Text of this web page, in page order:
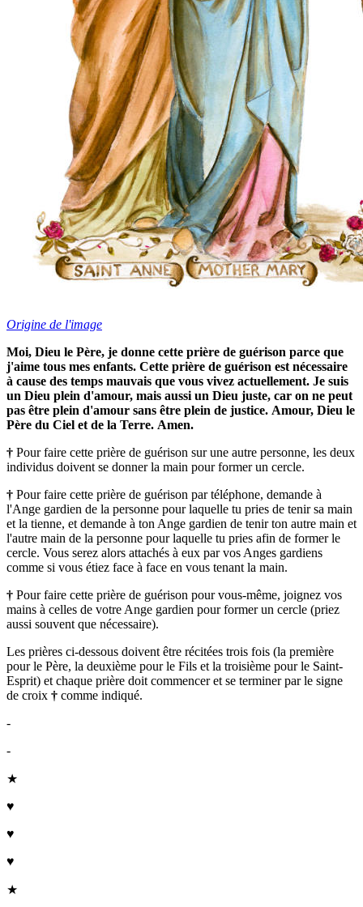
Origine de l'image
Moi, Dieu le Père, je donne cette prière de guérison parce que
j'aime tous mes enfants. Cette prière de guérison est nécessaire
à cause des temps mauvais que vous vivez actuellement. Je suis
un Dieu plein d'amour, mais aussi un Dieu juste, car on ne peut
pas être plein d'amour sans être plein de justice. Amour, Dieu le
Père du Ciel et de la Terre. Amen.
† Pour faire cette prière de guérison sur une autre personne, les deux
individus doivent se donner la main pour former un cercle.
† Pour faire cette prière de guérison par téléphone, demande à
l'Ange gardien de la personne pour laquelle tu pries de tenir sa main
et la tienne, et demande à ton Ange gardien de tenir ton autre main et
l'autre main de la personne pour laquelle tu pries afin de former le
cercle. Vous serez alors attachés à eux par vos Anges gardiens
comme si vous étiez face à face en vous tenant la main.
† Pour faire cette prière de guérison pour vous-même, joignez vos
mains à celles de votre Ange gardien pour former un cercle (priez
aussi souvent que nécessaire).
Les prières ci-dessous doivent être récitées trois fois (la première
pour le Père, la deuxième pour le Fils et la troisième pour le Saint-
Esprit) et chaque prière doit commencer et se terminer par le signe
de croix † comme indiqué.
-
-
★
♥
♥
♥
★